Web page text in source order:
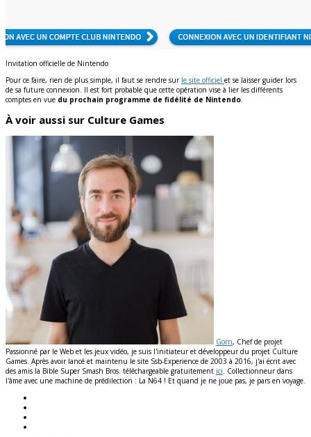
Invitation officielle de Nintendo
Pour ce faire, rien de plus simple, il faut se rendre sur le site officiel et se laisser guider lors
de sa future connexion. Il est fort probable que cette opération vise à lier les différents
comptes en vue du prochain programme de fidélité de Nintendo.
À voir aussi sur Culture Games
Gorn, Chef de projet
Passionné par le Web et les jeux vidéo, je suis l'initiateur et développeur du projet Culture
Games. Après avoir lancé et maintenu le site Ssb-Experience de 2003 à 2016, j'ai écrit avec
des amis la Bible Super Smash Bros. téléchargeable gratuitement ici . Collectionneur dans
l'âme avec une machine de prédilection : La N64 ! Et quand je ne joue pas, je pars en voyage.